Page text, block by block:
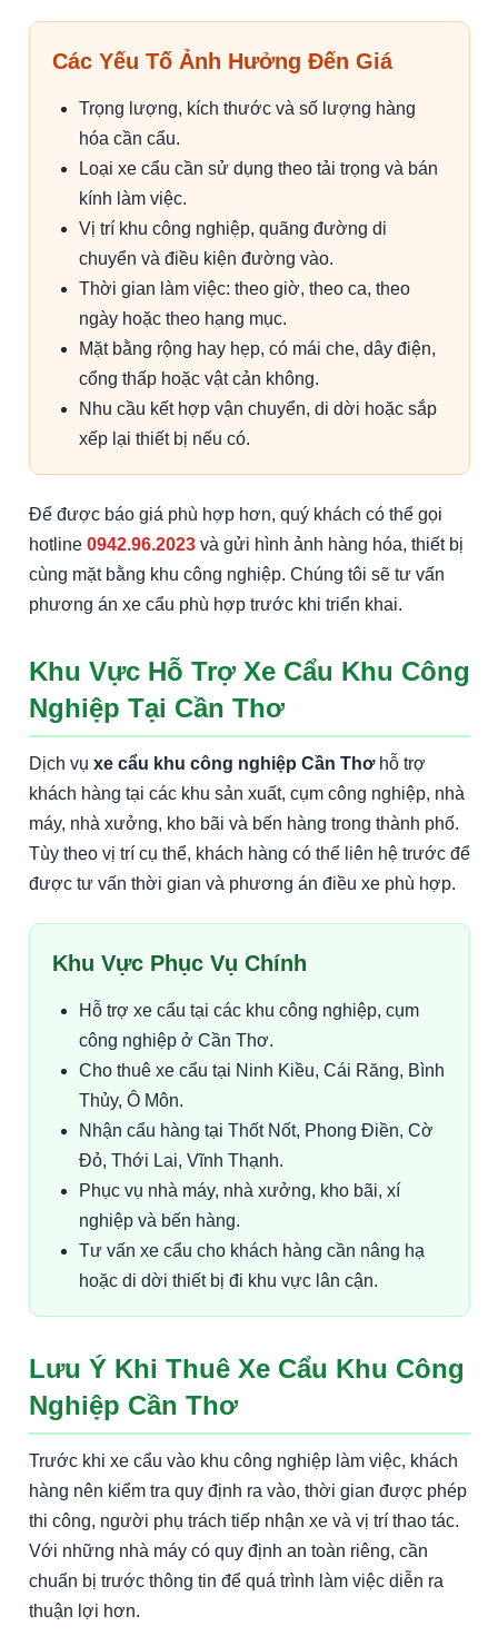
Các Yếu Tố Ảnh Hưởng Đến Giá
Trọng lượng, kích thước và số lượng hàng
hóa cần cẩu.
Loại xe cẩu cần sử dụng theo tải trọng và bán
kính làm việc.
Vị trí khu công nghiệp, quãng đường di
chuyển và điều kiện đường vào.
Thời gian làm việc: theo giờ, theo ca, theo
ngày hoặc theo hạng mục.
Mặt bằng rộng hay hẹp, có mái che, dây điện,
cổng thấp hoặc vật cản không.
Nhu cầu kết hợp vận chuyển, di dời hoặc sắp
xếp lại thiết bị nếu có.
Để được báo giá phù hợp hơn, quý khách có thể gọi
hotline 0942.96.2023và gửi hình ảnh hàng hóa, thiết bị
cùng mặt bằng khu công nghiệp. Chúng tôi sẽ tư vấn
phương án xe cẩu phù hợp trước khi triển khai.
Khu Vực Hỗ Trợ Xe Cẩu Khu Công
Nghiệp Tại Cần Thơ
Dịch vụ xe cẩu khu công nghiệp Cần Thơhỗ trợ
khách hàng tại các khu sản xuất, cụm công nghiệp, nhà
máy, nhà xưởng, kho bãi và bến hàng trong thành phố.
Tùy theo vị trí cụ thể, khách hàng có thể liên hệ trước để
được tư vấn thời gian và phương án điều xe phù hợp.
Khu Vực Phục Vụ Chính
Hỗ trợ xe cẩu tại các khu công nghiệp, cụm
công nghiệp ở Cần Thơ.
Cho thuê xe cẩu tại Ninh Kiều, Cái Răng, Bình
Thủy, Ô Môn.
Nhận cẩu hàng tại Thốt Nốt, Phong Điền, Cờ
Đỏ, Thới Lai, Vĩnh Thạnh.
Phục vụ nhà máy, nhà xưởng, kho bãi, xí
nghiệp và bến hàng.
Tư vấn xe cẩu cho khách hàng cần nâng hạ
hoặc di dời thiết bị đi khu vực lân cận.
Lưu Ý Khi Thuê Xe Cẩu Khu Công
Nghiệp Cần Thơ
Trước khi xe cẩu vào khu công nghiệp làm việc, khách
hàng nên kiểm tra quy định ra vào, thời gian được phép
thi công, người phụ trách tiếp nhận xe và vị trí thao tác.
Với những nhà máy có quy định an toàn riêng, cần
chuẩn bị trước thông tin để quá trình làm việc diễn ra
thuận lợi hơn.